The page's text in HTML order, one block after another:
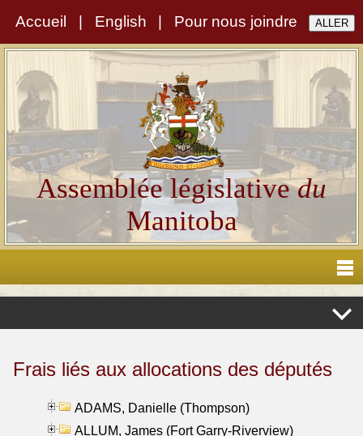
Accueil English Pour nous joindre
Assemblée législativedu
Manitoba
Frais liés aux allocations des députés
ADAMS, Danielle (Thompson)
ALLUM, James (Fort Garry-Riverview)